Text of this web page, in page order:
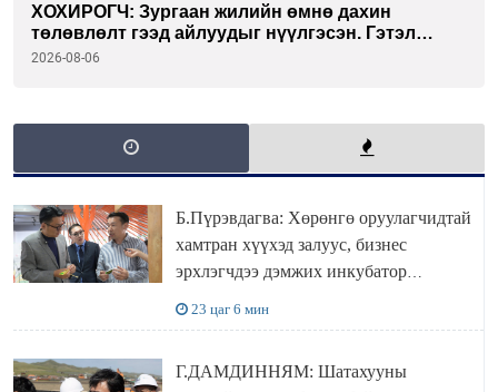
ХОХИРОГЧ: Зургаан жилийн өмнө дахин
төлөвлөлт гээд айлуудыг нүүлгэсэн. Гэтэл
одоог хүртэл хашаа байшин ч байхгүй, орон
2026-08-06
Б.Пүрэвдагва: Хөрөнгө оруулагчидтай
хамтран хүүхэд залуус, бизнес
эрхлэгчдээ дэмжих инкубатор
23 цаг 6 мин
Г.ДАМДИННЯМ: Шатахууны